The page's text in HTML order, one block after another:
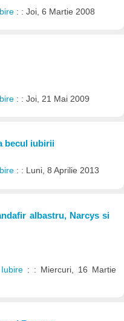
: : Joi, 6 Martie 2008
: : Joi, 21 Mai 2009
becul iubirii
: : Luni, 8 Aprilie 2013
albastru, Narcys si
: : Miercuri, 16 Martie